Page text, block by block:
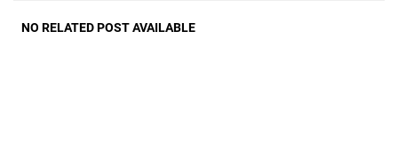
NO RELATED POST AVAILABLE